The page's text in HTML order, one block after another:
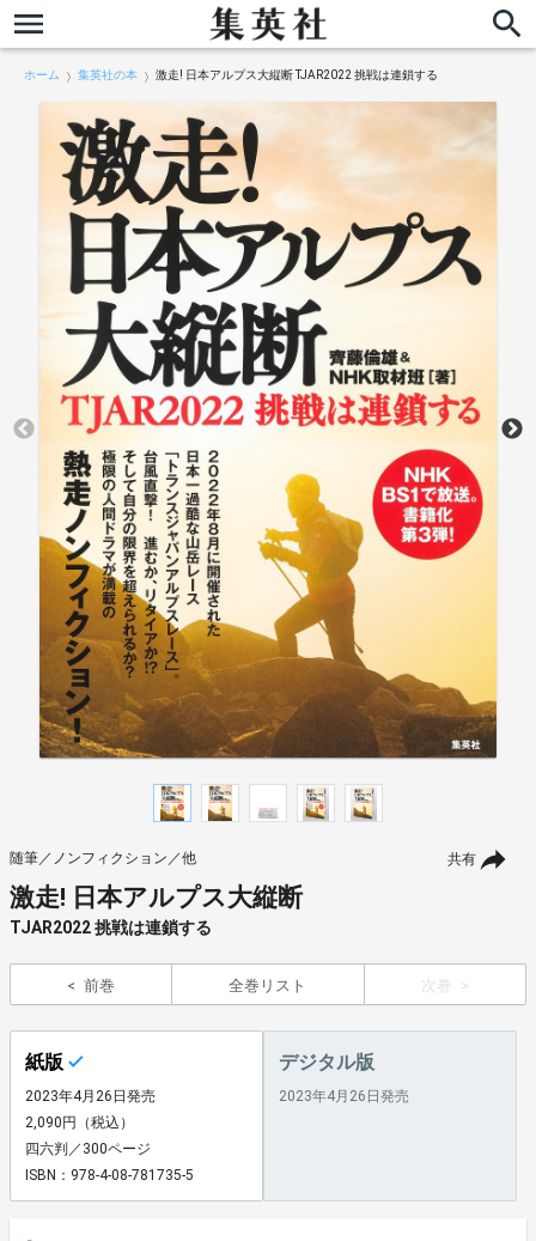
ホーム 集英社の本 激走! 日本アルプス大縦断 TJAR2022 挑戦は連鎖する
共有
随筆／ノンフィクション／他
激走! 日本アルプス大縦断
TJAR2022 挑戦は連鎖する
前巻 全巻リスト 次巻
紙版
2023年4月26日発売
2,090円（税込）
四六判／300ページ
ISBN：978-4-08-781735-5
デジタル版
2023年4月26日発売